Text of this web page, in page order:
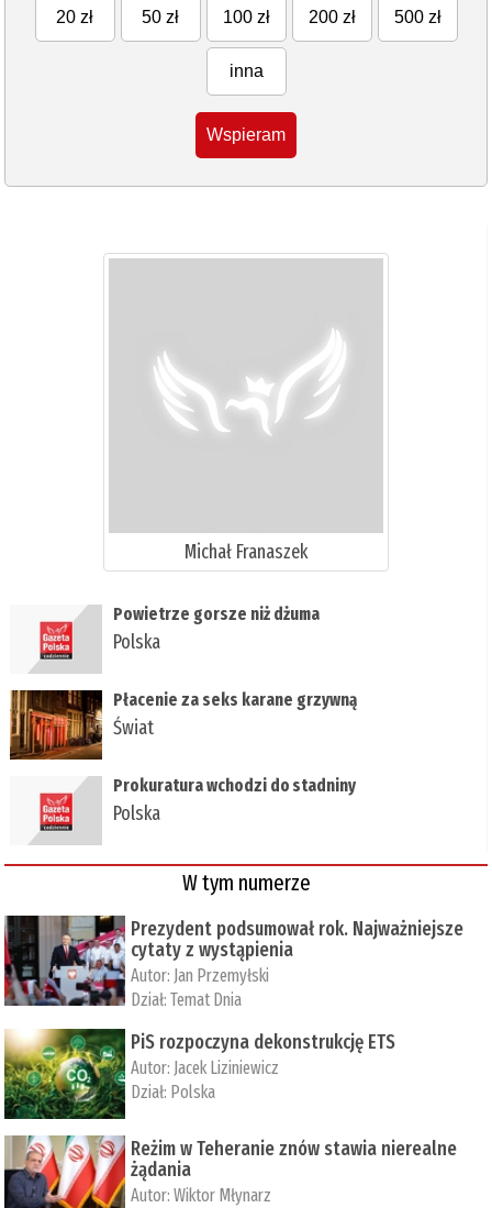
20 zł 50 zł 100 zł 200 zł 500 zł
inna
Wspieram
Michał Franaszek
Powietrze gorsze niż dżuma
Polska
Płacenie za seks karane grzywną
Świat
Prokuratura wchodzi do stadniny
Polska
W tym numerze
Prezydent podsumował rok. Najważniejsze
cytaty z wystąpienia
Autor: Jan Przemyłski
Dział:Temat Dnia
PiS rozpoczyna dekonstrukcję ETS
Autor: Jacek Liziniewicz
Dział: Polska
Reżim w Teheranie znów stawia nierealne
żądania
Autor:Wiktor Młynarz